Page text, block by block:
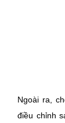
Ngoài ra,
điều chỉnh